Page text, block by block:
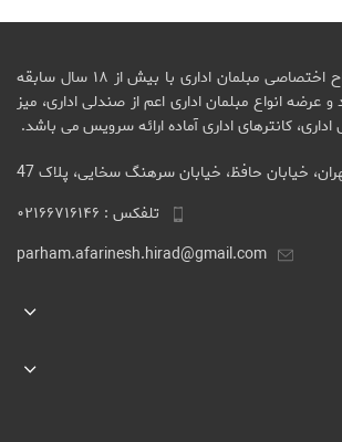
گروه صنعتی هیراد طراح اختصاصی مبلمان اداری با بیش از ۱۸ سال سابقه
عرضه انواع مبلمان اداری اعم از صندلی اداری، میز
کانترهای اداری آماده ارائه سرویس می باشد.
خیابان حافظ، خیابان سرهنگ سخایی، پلاک 47
تلفکس : ۰۲۱۶۶۷۱۶۱۴۶
parham.afarinesh.hirad@gmail.com